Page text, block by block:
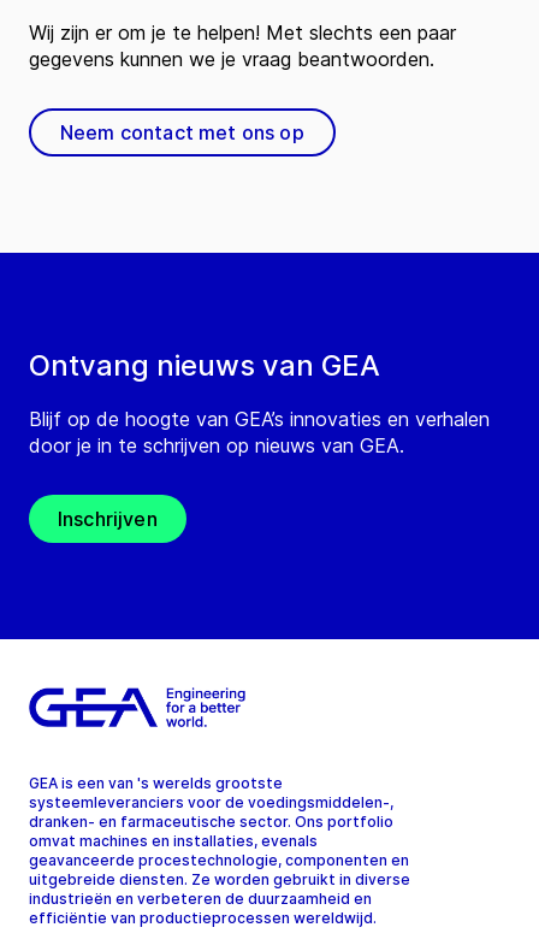
Ontvang nieuws van GEA
Blijf op de hoogte van GEA’s innovaties en verhalen
door je in te schrijven op nieuws van GEA.
Inschrijven
Wij zijn er om je te helpen! Met slechts een paar
gegevens kunnen we je vraag beantwoorden.
Neem contact met ons op
GEA is een van 's werelds grootste
systeemleveranciers voor de voedingsmiddelen-,
dranken- en farmaceutische sector. Ons portfolio
omvat machines en installaties, evenals
geavanceerde procestechnologie, componenten en
uitgebreide diensten. Ze worden gebruikt in diverse
industrieën en verbeteren de duurzaamheid en
efficiëntie van productieprocessen wereldwijd.